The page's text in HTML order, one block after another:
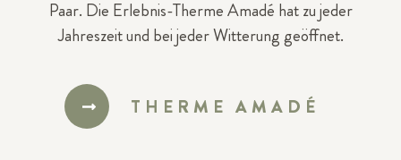
Paar. Die Erlebnis-Therme Amadé hat zu jeder
Jahreszeit und bei jeder Witterung geöffnet.
THERME AMADÉ